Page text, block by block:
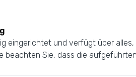
eingerichtet und verfügt über
beachten Sie, dass die